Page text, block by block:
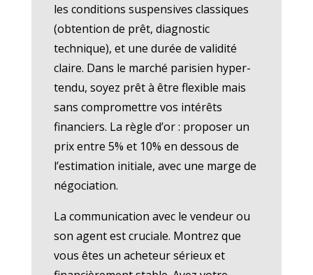
les conditions suspensives classiques
(obtention de prêt, diagnostic
technique), et une durée de validité
claire. Dans le marché parisien hyper-
tendu, soyez prêt à être flexible mais
sans compromettre vos intérêts
financiers. La règle d’or : proposer un
prix entre 5% et 10% en dessous de
l’estimation initiale, avec une marge de
négociation.
La communication avec le vendeur ou
son agent est cruciale. Montrez que
vous êtes un acheteur sérieux et